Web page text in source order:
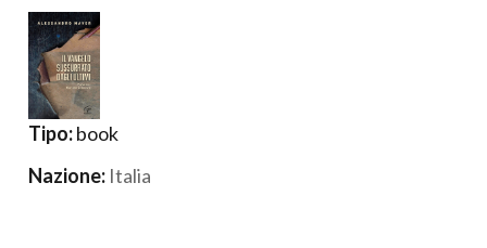
Tipo:book
Nazione: Italia